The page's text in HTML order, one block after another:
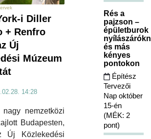
i Diller
+ Renfro
Új
Múzeum
14:28
nagy nemzetközi
Budapesten,
Új Közlekedési
Rés a
pajzson –
épületburok
és más
kényes
pontokon
Építész
Tervezői
Nap október
15-én
(MÉK: 2
pont)